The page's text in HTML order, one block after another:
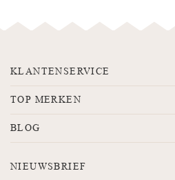
KLANTENSERVICE
TOP MERKEN
BLOG
NIEUWSBRIEF